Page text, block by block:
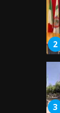
2
3